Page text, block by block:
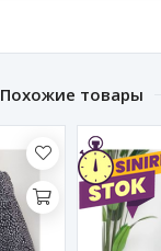
Похожие товары